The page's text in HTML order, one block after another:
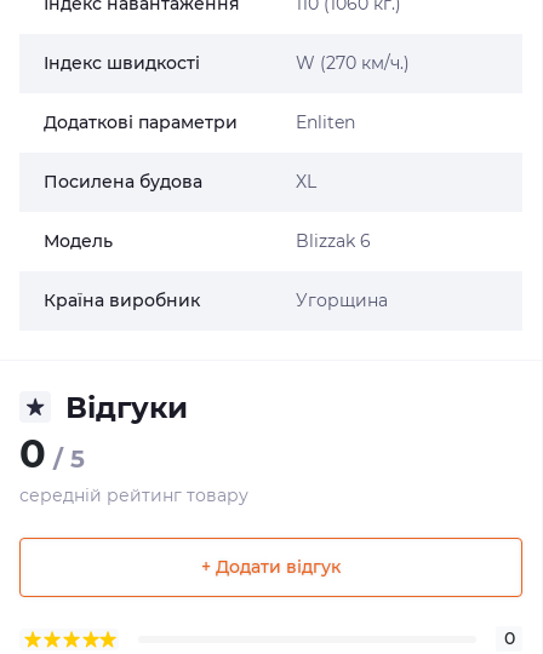
Індекс швидкості W (270 км/ч.)
Додаткові параметри Enliten
Посилена будова XL
Модель Blizzak 6
Країна виробник Угорщина
Відгуки
0 / 5
середній рейтинг товару
+ Додати відгук
0